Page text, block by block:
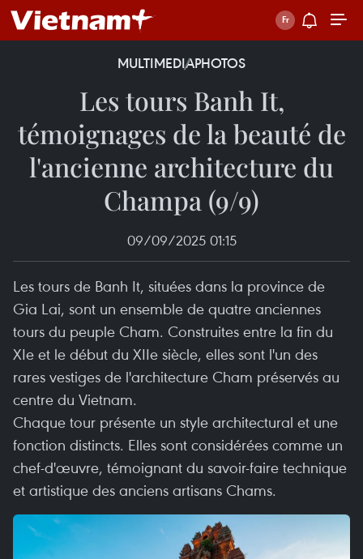
MULTIMEDIAPHOTOS
Les tours Banh It,
témoignages de la beauté de
l'ancienne architecture du
Champa (9/9)
09/09/2025 01:15
Les tours de Banh It, situées dans la province de
Gia Lai, sont un ensemble de quatre anciennes
tours du peuple Cham. Construites entre la fin du
XIe et le début du XIIe siècle, elles sont l'un des
rares vestiges de l'architecture Cham préservés au
centre du Vietnam.
Chaque tour présente un style architectural et une
fonction distincts. Elles sont considérées comme un
chef-d'œuvre, témoignant du savoir-faire technique
et artistique des anciens artisans Chams.